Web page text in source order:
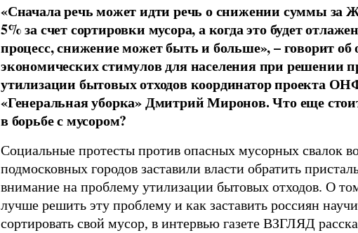
«Сначала речь может идти речь о снижении суммы за
5% за счет сортировки мусора, а когда это будет
процесс, снижение может быть и больше», – говорит об
экономических стимулов для населения при решении
утилизации бытовых отходов координатор проекта
«Генеральная уборка» Дмитрий Миронов. Что еще
в борьбе с мусором?
Социальные протесты против опасных мусорных свалок
подмосковных городов заставили власти обратить
внимание на проблему утилизации бытовых отходов. О
лучше решить эту проблему и как заставить россиян
сортировать свой мусор, в интервью газете ВЗГЛЯД